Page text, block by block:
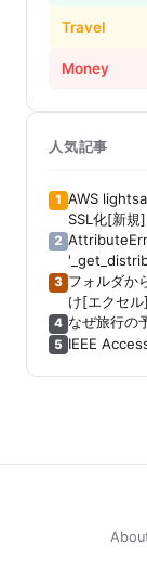
Travel
Money
人気記事
1 AWS
SSL化[新規]
2
3 フォルダか
け[エクセル]
4 なぜ旅行の
5 IEEE